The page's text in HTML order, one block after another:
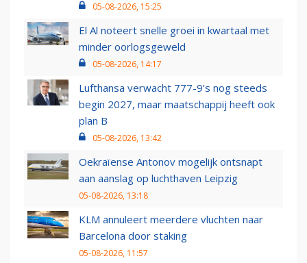
05-08-2026, 15:25
El Al noteert snelle groei in kwartaal met
minder oorlogsgeweld
05-08-2026, 14:17
Lufthansa verwacht 777-9’s nog steeds
begin 2027, maar maatschappij heeft ook
plan B
05-08-2026, 13:42
Oekraïense Antonov mogelijk ontsnapt
aan aanslag op luchthaven Leipzig
05-08-2026, 13:18
KLM annuleert meerdere vluchten naar
Barcelona door staking
05-08-2026, 11:57